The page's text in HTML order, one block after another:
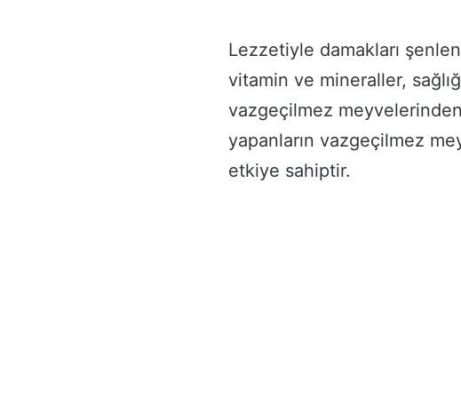
Lezzetiyle damakları
vitamin ve mineraller,
vazgeçilmez
yapanların vazgeçilmez
etkiye sahiptir.